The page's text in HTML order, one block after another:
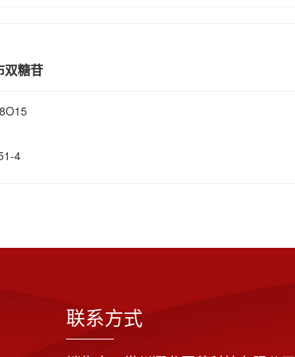
双糖苷
4
联系方式